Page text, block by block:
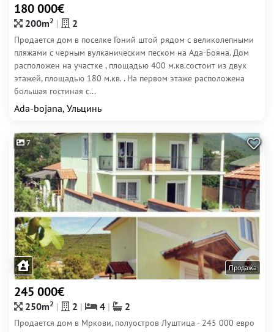
180 000€
200m2 2
Продается дом в поселке Гоний штой рядом с великолепными
пляжами с черным вулканическим песком на Ада-Бояна. Дом
расположен на участке , площадью 400 м.кв.состоит из двух
этажей, площадью 180 м.кв. . На первом этаже расположена
большая гостиная с...
Ada-bojana, Ульцинь
7
Продажа
245 000€
250m2 2 4 2
Продается дом в Мркови, полуостров Луштица - 245 000 евро